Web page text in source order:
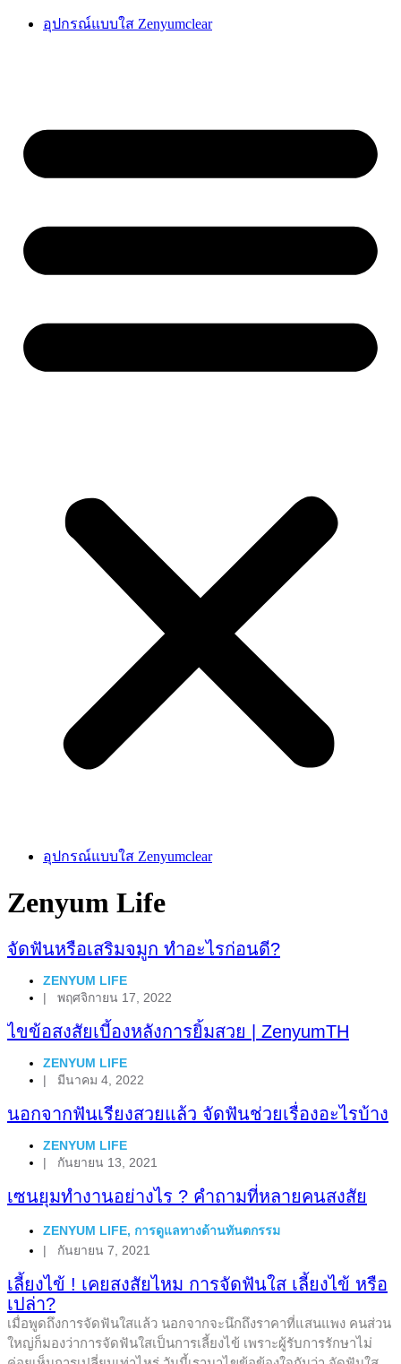
อุปกรณ์แบบใส Zenyumclear
อุปกรณ์แบบใส Zenyumclear
Zenyum Life
จัดฟันหรือเสริมจมูก ทำอะไรก่อนดี?
ZENYUM LIFE
|
พฤศจิกายน 17, 2022
ไขข้อสงสัยเบี้องหลังการยิ้มสวย | ZenyumTH
ZENYUM LIFE
|
มีนาคม 4, 2022
นอกจากฟันเรียงสวยแล้ว จัดฟันช่วยเรื่องอะไรบ้าง
ZENYUM LIFE
|
กันยายน 13, 2021
เซนยุมทำงานอย่างไร ? คำถามที่หลายคนสงสัย
ZENYUM LIFE, การดูแลทางด้านทันตกรรม
|
กันยายน 7, 2021
เลี้ยงไข้ ! เคยสงสัยไหม การจัดฟันใส เลี้ยงไข้ หรือ
เปล่า?
เมื่อพูดถึงการจัดฟันใสแล้ว นอกจากจะนึกถึงราคาที่แสนแพง คนส่วน
ใหญ่ก็มองว่าการจัดฟันใสเป็นการเลี้ยงไข้ เพราะผู้รับการรักษาไม่